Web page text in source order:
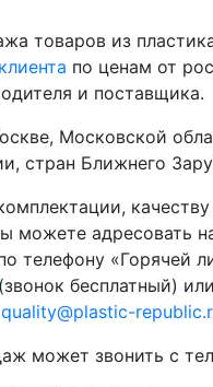
товаров из
по ценам от
и поставщика.
Московской
стран Ближнего
можете адресовать
телефону «Горячей
(звонок бесплатный)
quality@plastic-
может звонить с